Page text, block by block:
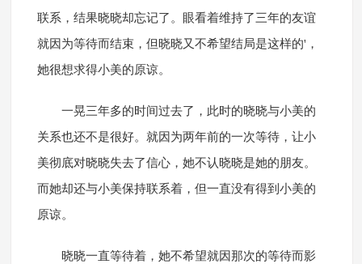
联系，结果晓晓却忘记了。眼看着维持了三年的友谊
就因为等待而结束，但晓晓又不希望结局是这样的'，
她很想求得小美的原谅。
一晃三年多的时间过去了，此时的晓晓与小美的
关系也还不是很好。就因为两年前的一次等待，让小
美彻底对晓晓失去了信心，她不认晓晓是她的朋友。
而她却还与小美保持联系着，但一直没有得到小美的
原谅。
晓晓一直等待着，她不希望就因那次的等待而影